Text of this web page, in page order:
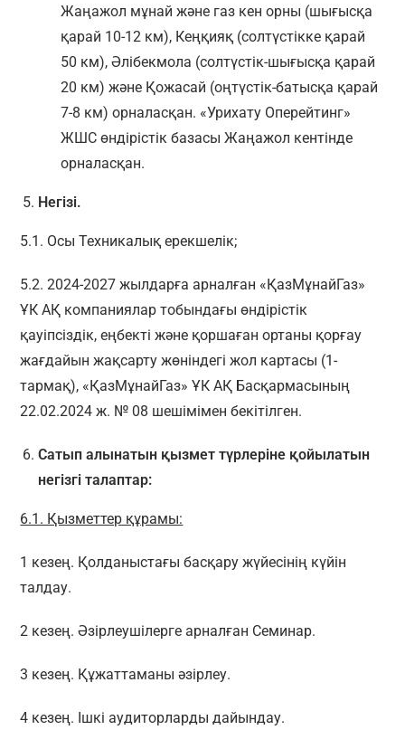
Жаңажол мұнай және газ кен орны (шығысқа
қарай 10-12 км), Кеңқияқ (солтүстікке қарай
50 км), Әлібекмола (солтүстік-шығысқа қарай
20 км) және Қожасай (оңтүстік-батысқа қарай
7-8 км) орналасқан. «Урихату Оперейтинг»
ЖШС өндірістік базасы Жаңажол кентінде
орналасқан.
Негізі.
5.1. Осы Техникалық ерекшелік;
5.2. 2024-2027 жылдарға арналған «ҚазМұнайГаз»
ҰК АҚ компаниялар тобындағы өндірістік
қауіпсіздік, еңбекті және қоршаған ортаны қорғау
жағдайын жақсарту жөніндегі жол картасы (1-
тармақ), «ҚазМұнайГаз» ҰК АҚ Басқармасының
22.02.2024 ж. № 08 шешімімен бекітілген.
Сатып алынатын қызмет түрлеріне қойылатын
негізгі талаптар:
6.1. Қызметтер құрамы:
1 кезең. Қолданыстағы басқару жүйесінің күйін
талдау.
2 кезең. Әзірлеушілерге арналған Семинар.
3 кезең. Құжаттаманы әзірлеу.
4 кезең. Ішкі аудиторларды дайындау.